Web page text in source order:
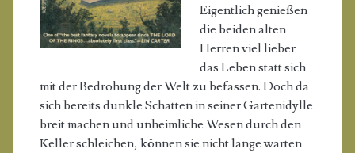
Eigentlich genießen
die beiden alten
Herren viel lieber
das Leben statt sich
mit der Bedrohung der Welt zu befassen. Doch da
sich bereits dunkle Schatten in seiner Gartenidylle
breit machen und unheimliche Wesen durch den
Keller schleichen, können sie nicht lange warten